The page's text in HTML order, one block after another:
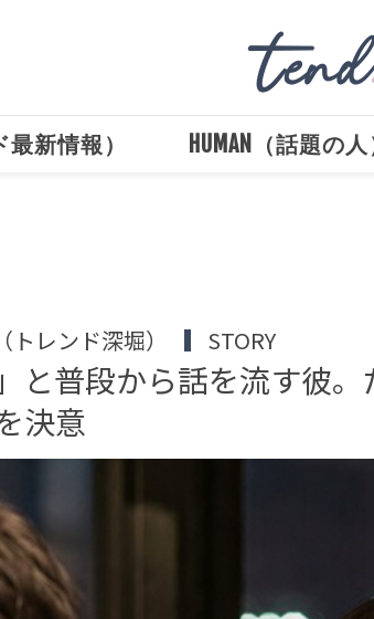
最新情報） HUMAN（話題の人
トレンド深堀） STORY
と普段から話を流す彼
決意